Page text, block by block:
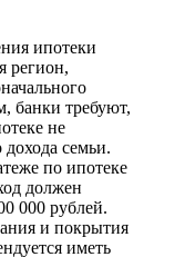
ипотеки
регион,
банки требуют,
не
семьи.
по ипотеке
должен
000 рублей.
и покрытия
иметь